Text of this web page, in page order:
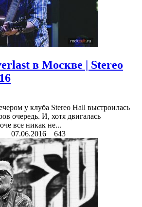
в Москве | Stereo
у клуба Stereo Hall выстроилась
очередь. И, хотя двигалась
все никак не...
07.06.2016 643